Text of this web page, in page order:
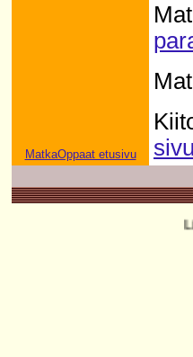
MatkaOppaat etusivu
Lisää tämä